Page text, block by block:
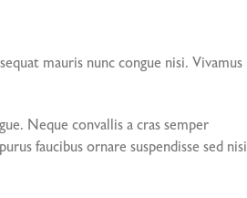
mauris nunc congue nisi. Vivamus
Neque convallis a cras semper
faucibus ornare suspendisse sed nisi